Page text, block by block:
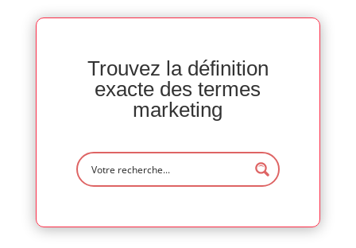
Trouvez la définition
exacte des termes
marketing